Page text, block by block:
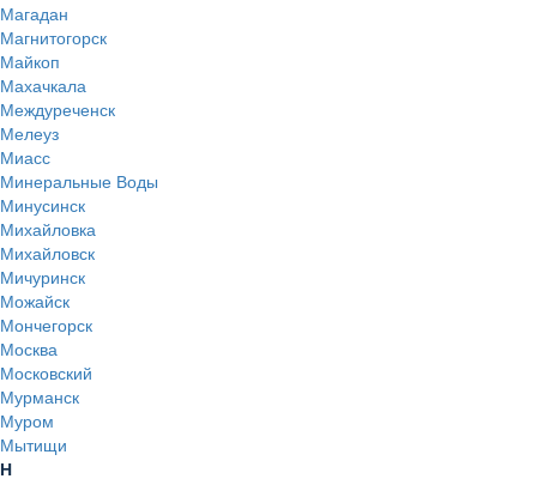
Магадан
Магнитогорск
Майкоп
Махачкала
Междуреченск
Мелеуз
Миасс
Минеральные Воды
Минусинск
Михайловка
Михайловск
Мичуринск
Можайск
Мончегорск
Москва
Московский
Мурманск
Муром
Мытищи
Н